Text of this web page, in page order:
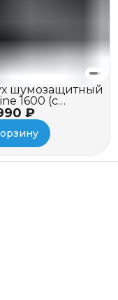
₽
шумозащитный
1600 (c
и
пакетом)